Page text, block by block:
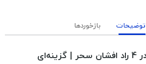
توضیحات بازخوردها
کابل برق افشان 2 در 4 راد افشان سحر | گزینه‌ای